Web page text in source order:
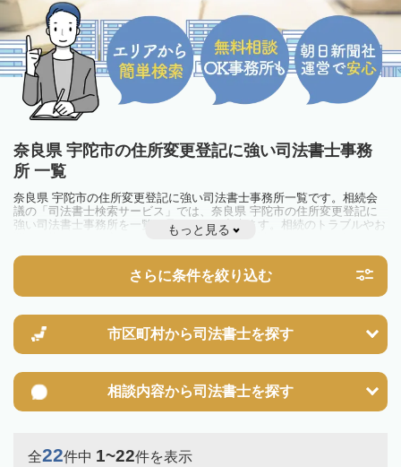
奈良県 宇陀市の住所変更登記に強い司法書士事務
所 一覧
奈良県 宇陀市の住所変更登記に強い司法書士事務所一覧です。相続会
議の「司法書士検索サービス」では、奈良県 宇陀市の住所変更登記に
強い司法書士事務所を一覧で見ることが出来ます。相続のトラブルやお
悩みを抱えている方は一度近隣の司法書士に相談してみましょう。
もっと見る
さらに条件を絞り込む
市区町村から司法書士を探す
相談内容から司法書士を探す
全22件中 1~22件を表示